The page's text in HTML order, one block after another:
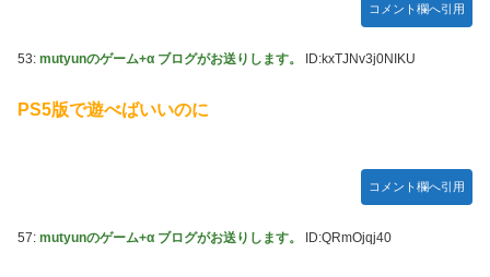
コメント欄へ引用
53: mutyunのゲーム+α ブログがお送りします。 ID:kxTJNv3j0NIKU
PS5版で遊べばいいのに
コメント欄へ引用
57: mutyunのゲーム+α ブログがお送りします。 ID:QRmOjqj40